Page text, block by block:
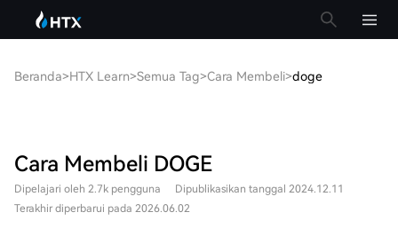
Beranda>HTX Learn>Semua Tag>Cara Membeli>doge
Cara Membeli DOGE
Dipelajari oleh 2.7k pengguna
Dipublikasikan tanggal 2024.12.11
Terakhir diperbarui pada 2026.06.02